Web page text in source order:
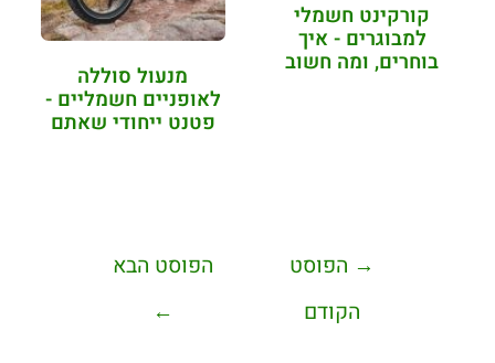
קורקינט חשמלי
למבוגרים - איך
בוחרים, ומה חשוב מנעול סוללה
לאופניים חשמליים -
פטנט ייחודי שאתם
→ הפוסט
הקודם
הפוסט הבא
←